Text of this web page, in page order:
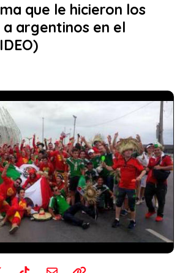
que le hicieron los
argentinos en el